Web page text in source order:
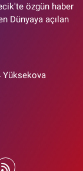
özgün haber
Dünyaya açılan
Yüksekova